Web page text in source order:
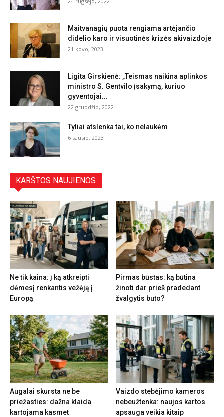
Maitvanagių puota rengiama artėjančio
didelio karo ir visuotinės krizės akivaizdoje
21 kovo, 2023
Ligita Girskienė: „Teismas naikina aplinkos
ministro S. Gentvilo įsakymą, kuriuo
gyventojai...
22 gruodžio, 2022
Tyliai atslenka tai, ko nelaukėm
6 sausio, 2023
KARŠTOS NAUJIENOS
Ne tik kaina: į ką atkreipti
dėmesį renkantis vežėją į
Europą
Pirmas būstas: ką būtina
žinoti dar prieš pradedant
žvalgytis buto?
Augalai skursta ne be
priežasties: dažna klaida
kartojama kasmet
Vaizdo stebėjimo kameros
nebeužtenka: naujos kartos
apsauga veikia kitaip